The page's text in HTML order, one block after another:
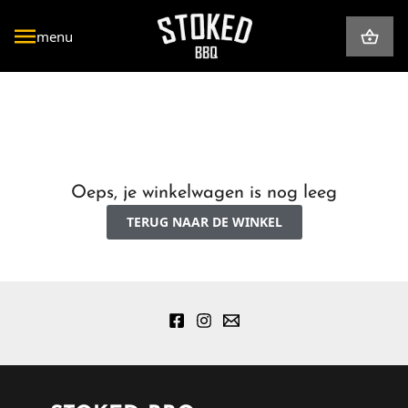
naar
inhoud
menu
Geef een cadeau
Thermometers
Houtskool & Haardhout
Oeps, je winkelwagen is nog leeg
TERUG NAAR DE WINKEL